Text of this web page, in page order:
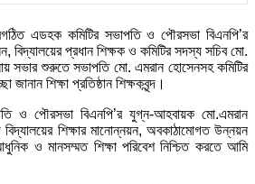
এডহক কমিটির সভাপতি ও পৌরসভা বিএনপি’র
প্রধান শিক্ষক ও কমিটির সদস্য সচিব মো.
সভার শুরুতে সভাপতি মো. এমরান হোসেনসহ কমিটির
শিক্ষা প্রতিষ্ঠান শিক্ষকবৃন্দ।
ও পৌরসভা বিএনপি’র যুগ্ন-আহবায়ক মো.এমরান
শিক্ষার মানোন্নয়ন, অবকাঠামোগত উন্নয়ন
ও মানসম্মত শিক্ষা পরিবেশ নিশ্চিত করতে আমি